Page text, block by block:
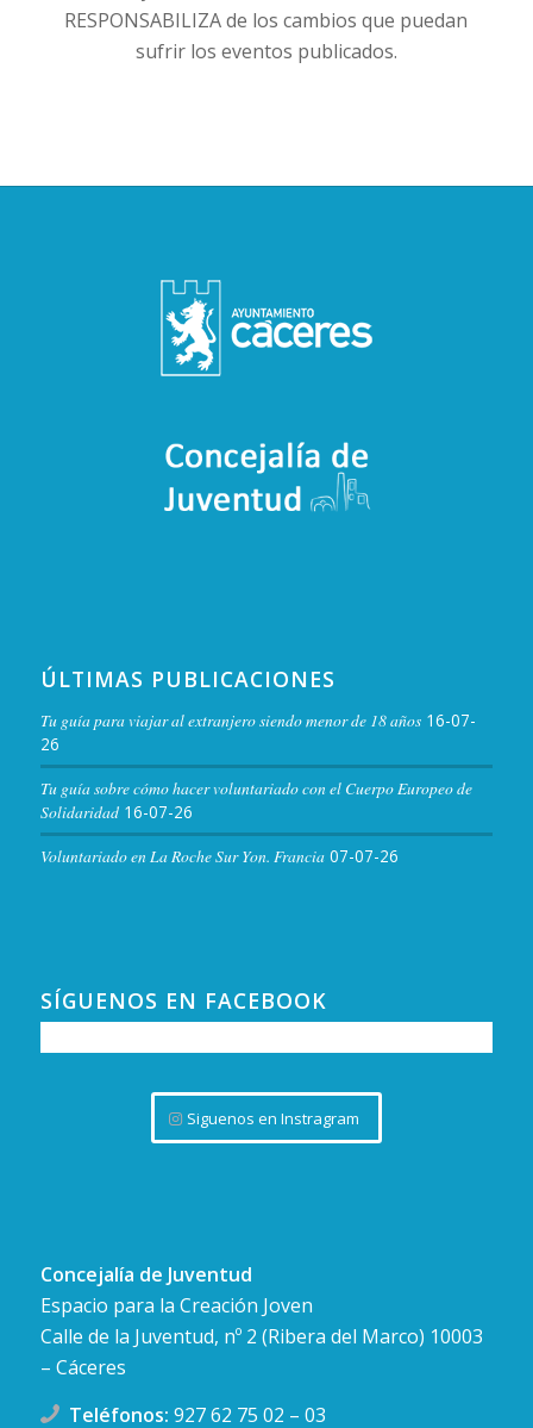
RESPONSABILIZA de los cambios que puedan
sufrir los eventos publicados.
ÚLTIMAS PUBLICACIONES
Tu guía para viajar al extranjero siendo menor de 18 años 16-07-
26
Tu guía sobre cómo hacer voluntariado con el Cuerpo Europeo de
Solidaridad 16-07-26
Voluntariado en La Roche Sur Yon. Francia 07-07-26
SÍGUENOS EN FACEBOOK
Siguenos en Instragram
Concejalía de Juventud
Espacio para la Creación Joven
Calle de la Juventud, nº 2 (Ribera del Marco) 10003
– Cáceres
Teléfonos: 927 62 75 02 – 03